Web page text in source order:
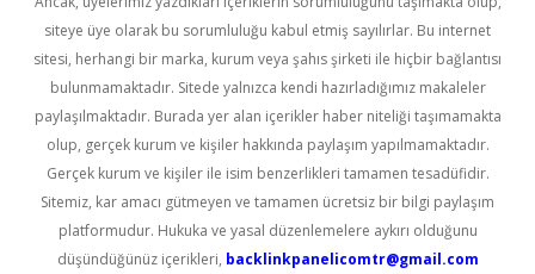
siteye üye olarak bu sorumluluğu kabul etmiş sayılırlar. Bu internet
sitesi, herhangi bir marka, kurum veya şahıs şirketi ile hiçbir bağlantısı
bulunmamaktadır. Sitede yalnızca kendi hazırladığımız makaleler
paylaşılmaktadır. Burada yer alan içerikler haber niteliği taşımamakta
olup, gerçek kurum ve kişiler hakkında paylaşım yapılmamaktadır.
Gerçek kurum ve kişiler ile isim benzerlikleri tamamen tesadüfidir.
Sitemiz, kar amacı gütmeyen ve tamamen ücretsiz bir bilgi paylaşım
platformudur. Hukuka ve yasal düzenlemelere aykırı olduğunu
düşündüğünüz içerikleri, backlinkpanelicomtr@gmail.com